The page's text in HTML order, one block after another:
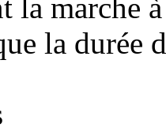
la marche
la durée